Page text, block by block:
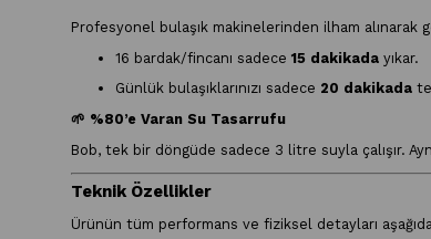
Profesyonel bulaşık makinelerinden ilham alınarak
16 bardak/fincanı sadece 15 dakikadayıkar.
Günlük bulaşıklarınızı sadece 20 dakikada
🌱 %80’e Varan Su Tasarrufu
Bob, tek bir döngüde sadece 3 litre suyla çalışır.
Teknik Özellikler
Ürünün tüm performans ve fiziksel detayları